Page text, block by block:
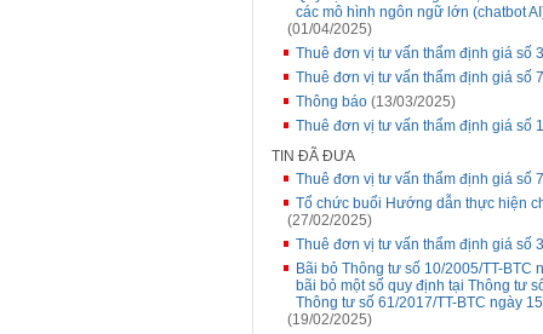
các mô hình ngôn ngữ lớn (chatbot
(01/04/2025)
Thuê đơn vị tư vấn thẩm định giá số
Thuê đơn vị tư vấn thẩm định giá số
Thông báo (13/03/2025)
Thuê đơn vị tư vấn thẩm định giá số
TIN ĐÃ ĐƯA
Thuê đơn vị tư vấn thẩm định giá số
Tổ chức buổi Hướng dẫn thực hiện
(27/02/2025)
Thuê đơn vị tư vấn thẩm định giá số
Bãi bỏ Thông tư số 10/2005/TT-
bãi bỏ một số quy định tại Thông tư
Thông tư số 61/2017/TT-BTC ngày
(19/02/2025)